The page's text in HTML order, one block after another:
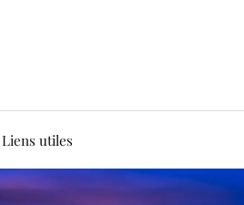
Liens utiles